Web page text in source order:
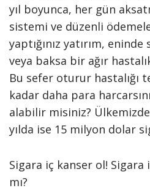
yıl boyunca, her gün
sistemi ve düzenli
yaptığınız yatırım,
veya baksa bir ağır
Bu sefer oturur hastalığı
kadar daha para
alabilir misiniz?
yılda ise 15 milyon dolar
Sigara iç kanser ol!
mı?